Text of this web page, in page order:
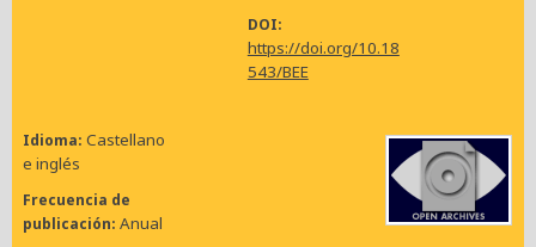
DOI
https://doi.org/10.18
543/BEE
Idioma Castellano
e inglés
Frecuencia de
publicación Anual